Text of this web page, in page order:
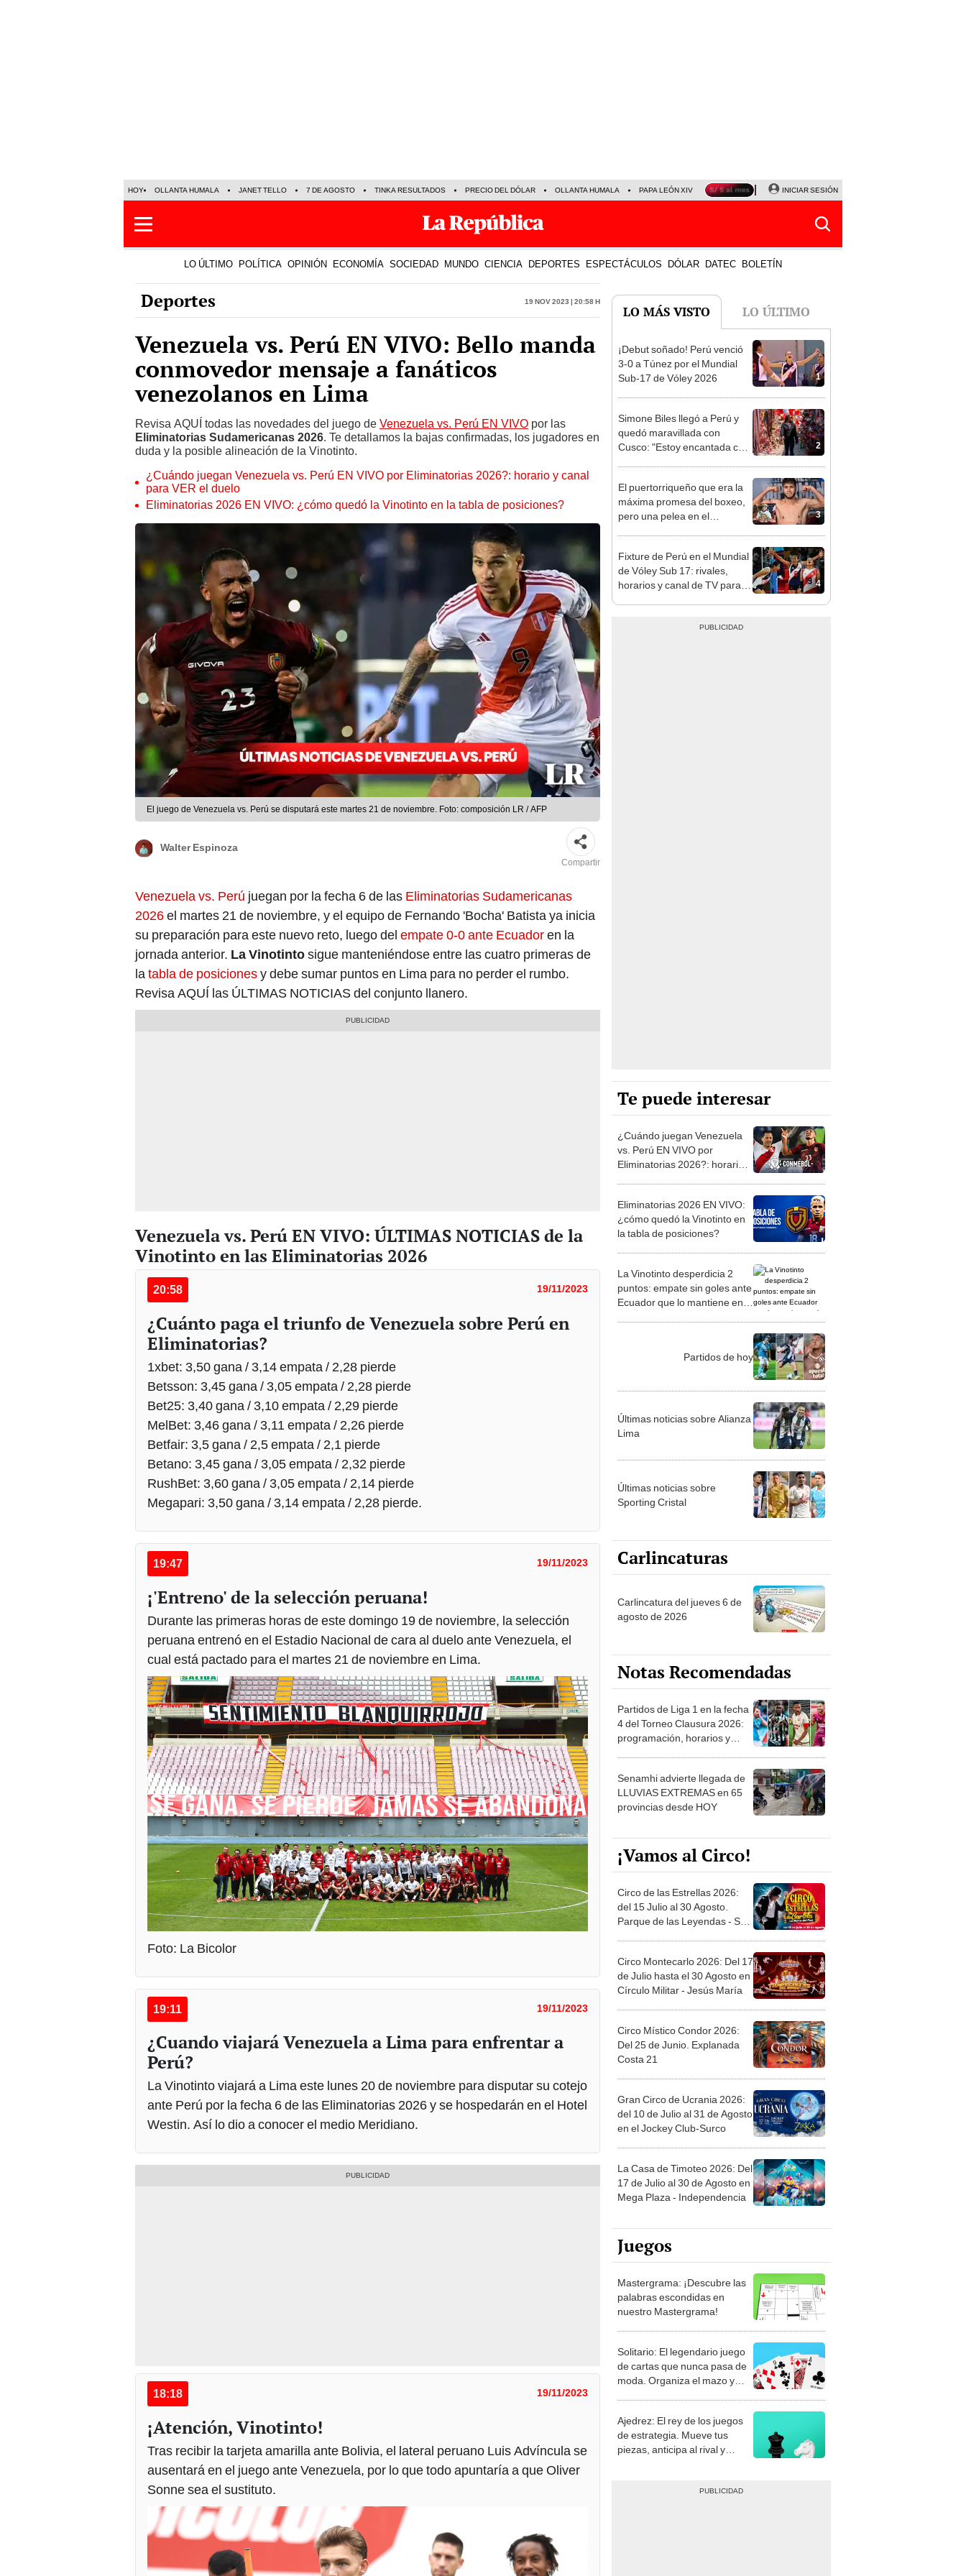
HOY OLLANTA HUMALA JANET TELLO 7 DE AGOSTO TINKA RESULTADOS PRECIO DEL DÓLAR OLLANTA HUMALA PAPA LEÓN XIV NALDY SALDAÑA LA BELLA LUZ
INICIAR SESIÓN
LO ÚLTIMO POLÍTICA OPINIÓN ECONOMÍA SOCIEDAD MUNDO CIENCIA DEPORTES ESPECTÁCULOS DÓLAR DATEC BOLETÍN
Deportes 19 Nov 2023 | 20:58 h
Venezuela vs. Perú EN VIVO: Bello manda
conmovedor mensaje a fanáticos
venezolanos en Lima
Revisa AQUÍ todas las novedades del juego de Venezuela vs. Perú EN VIVO por las
Eliminatorias Sudamericanas 2026. Te detallamos la bajas confirmadas, los jugadores en
duda y la posible alineación de la Vinotinto.
¿Cuándo juegan Venezuela vs. Perú EN VIVO por Eliminatorias 2026?: horario y canal
para VER el duelo
Eliminatorias 2026 EN VIVO: ¿cómo quedó la Vinotinto en la tabla de posiciones?
El juego de Venezuela vs. Perú se disputará este martes 21 de noviembre. Foto: composición LR / AFP
Walter Espinoza
Compartir
Venezuela vs. Perú juegan por la fecha 6 de las Eliminatorias Sudamericanas
2026el martes 21 de noviembre, y el equipo de Fernando 'Bocha' Batista ya inicia
su preparación para este nuevo reto, luego del empate 0-0 ante Ecuadoren la
jornada anterior. La Vinotintosigue manteniéndose entre las cuatro primeras de
latabla de posicionesy debe sumar puntos en Lima para no perder el rumbo.
Revisa AQUÍ las ÚLTIMAS NOTICIAS del conjunto llanero.
Venezuela vs. Perú EN VIVO: ÚLTIMAS NOTICIAS de la
Vinotinto en las Eliminatorias 2026
20:58 19/11/2023
¿Cuánto paga el triunfo de Venezuela sobre Perú en
Eliminatorias?
1xbet: 3,50 gana / 3,14 empata / 2,28 pierde
Betsson: 3,45 gana / 3,05 empata / 2,28 pierde
Bet25: 3,40 gana / 3,10 empata / 2,29 pierde
MelBet: 3,46 gana / 3,11 empata / 2,26 pierde
Betfair: 3,5 gana / 2,5 empata / 2,1 pierde
Betano: 3,45 gana / 3,05 empata / 2,32 pierde
RushBet: 3,60 gana / 3,05 empata / 2,14 pierde
Megapari: 3,50 gana / 3,14 empata / 2,28 pierde.
19:47 19/11/2023
¡'Entreno' de la selección peruana!
Durante las primeras horas de este domingo 19 de noviembre, la selección
peruana entrenó en el Estadio Nacional de cara al duelo ante Venezuela, el
cual está pactado para el martes 21 de noviembre en Lima.
Foto: La Bicolor
19:11 19/11/2023
¿Cuando viajará Venezuela a Lima para enfrentar a
Perú?
La Vinotinto viajará a Lima este lunes 20 de noviembre para disputar su cotejo
ante Perú por la fecha 6 de las Eliminatorias 2026 y se hospedarán en el Hotel
Westin. Así lo dio a conocer el medio Meridiano.
18:18 19/11/2023
¡Atención, Vinotinto!
Tras recibir la tarjeta amarilla ante Bolivia, el lateral peruano Luis Advíncula se
ausentará en el juego ante Venezuela, por lo que todo apuntaría a que Oliver
Sonne sea el sustituto.
LO MÁS VISTO LO ÚLTIMO
1
¡Debut soñado! Perú venció
3-0 a Túnez por el Mundial
Sub-17 de Vóley 2026
2
Simone Biles llegó a Perú y
quedó maravillada con
Cusco: "Estoy encantada con
3
El puertorriqueño que era la
máxima promesa del boxeo,
pero una pelea en el
coma 221 días
4
Fixture de Perú en el Mundial
de Vóley Sub 17: rivales,
horarios y canal de TV para
Te puede interesar
¿Cuándo juegan Venezuela
vs. Perú EN VIVO por
Eliminatorias 2026?: horario y
Eliminatorias 2026 EN VIVO:
¿cómo quedó la Vinotinto en
la tabla de posiciones?
La Vinotinto desperdicia 2
puntos: empate sin goles ante
Ecuador que lo mantiene en la
Partidos de hoy
Últimas noticias sobre Alianza
Lima
Últimas noticias sobre
Sporting Cristal
Carlincaturas
Carlincatura del jueves 6 de
agosto de 2026
Notas Recomendadas
Partidos de Liga 1 en la fecha
4 del Torneo Clausura 2026:
programación, horarios y
Senamhi advierte llegada de
LLUVIAS EXTREMAS en 65
provincias desde HOY
¡Vamos al Circo!
Circo de las Estrellas 2026:
del 15 Julio al 30 Agosto.
Parque de las Leyendas - San
Circo Montecarlo 2026: Del 17
de Julio hasta el 30 Agosto en
Círculo Militar - Jesús María
Circo Místico Condor 2026:
Del 25 de Junio. Explanada
Costa 21
Gran Circo de Ucrania 2026:
del 10 de Julio al 31 de Agosto
en el Jockey Club-Surco
La Casa de Timoteo 2026: Del
17 de Julio al 30 de Agosto en
Mega Plaza - Independencia
Juegos
Mastergrama: ¡Descubre las
palabras escondidas en
nuestro Mastergrama!
Solitario: El legendario juego
de cartas que nunca pasa de
moda. Organiza el mazo y
Ajedrez: El rey de los juegos
de estrategia. Mueve tus
piezas, anticipa al rival y